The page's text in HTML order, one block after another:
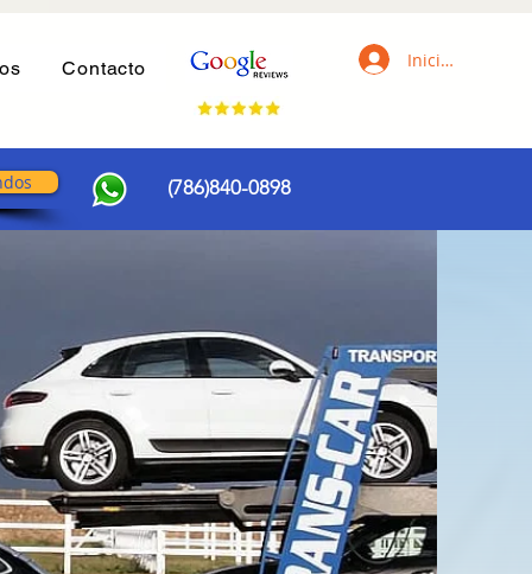
Contacto Iniciar sesión
(786)840-0898